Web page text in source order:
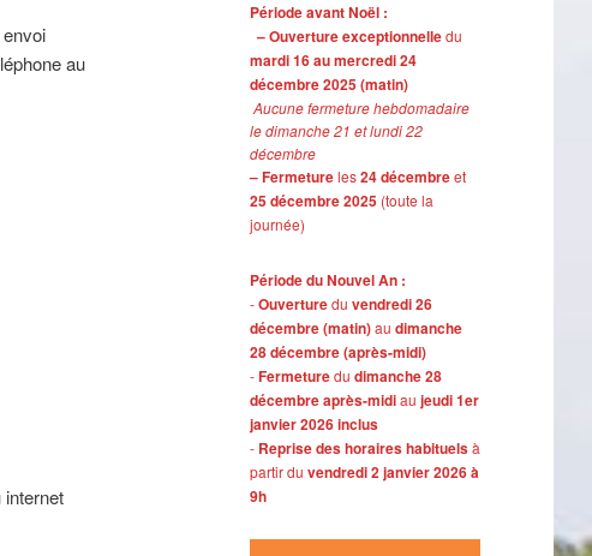
au
internet
Période avant Noël :
– Ouverture exceptionnelledu
mardi 16 au mercredi 24
décembre 2025 (matin)
Aucune fermeture hebdomadaire
le dimanche 21 et lundi 22
décembre
– Fermetureles24 décembreet
25 décembre 2025(toute la
journée)
Période du Nouvel An :
-Ouverturedu vendredi 26
décembre (matin)au dimanche
28 décembre (après-midi)
-Fermeturedu dimanche 28
décembre après-midiau jeudi 1er
janvier 2026 inclus
- Reprise des horaires habituelsà
partir du vendredi 2 janvier 2026 à
9h